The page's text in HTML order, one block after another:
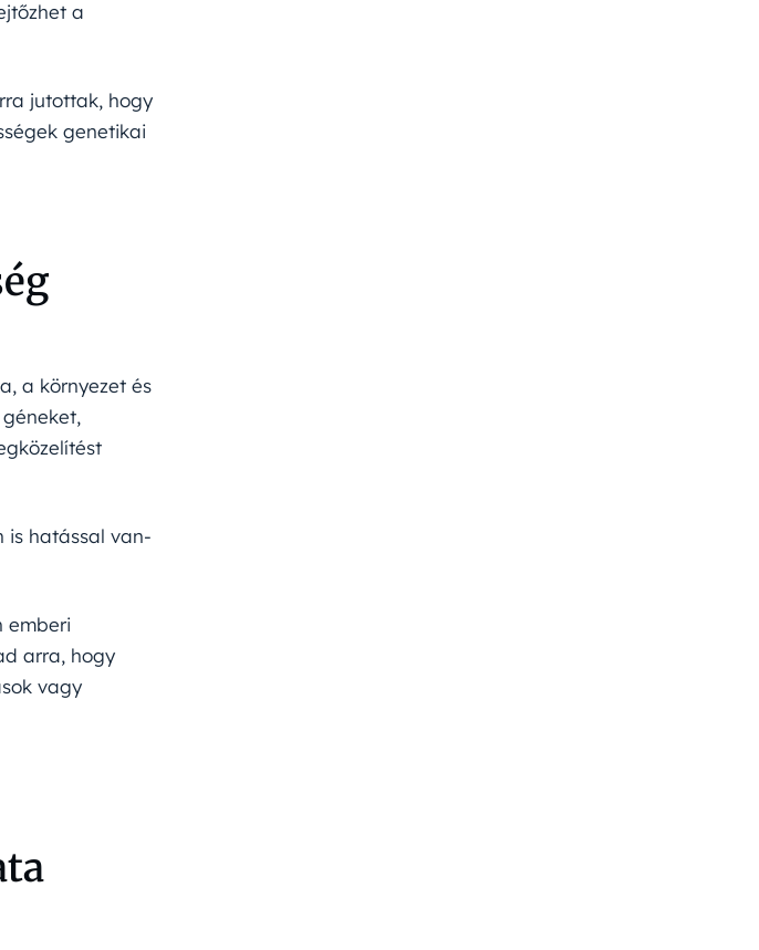
a
jutottak, hogy
genetikai
a környezet és
is hatással van-
emberi
arra, hogy
vagy